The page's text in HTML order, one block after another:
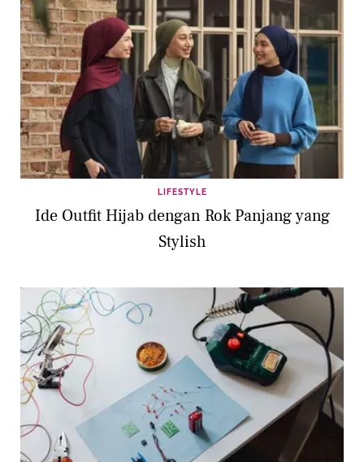
LIFESTYLE
Ide Outfit Hijab dengan Rok Panjang yang
Stylish